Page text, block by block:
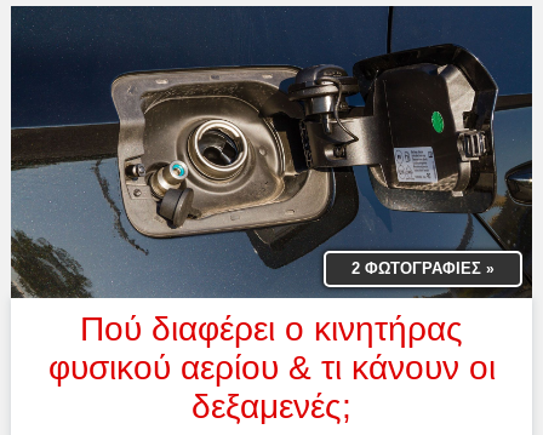
2 ΦΩΤΟΓΡΑΦΙΕΣ »
Πού διαφέρει ο κινητήρας
φυσικού αερίου & τι κάνουν οι
δεξαμενές;